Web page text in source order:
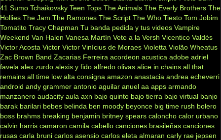
41 Sumo Tchaikovsky Teen Tops The Animals The Everly Brothers The
Hollies The Jam The Ramones The Script The Who Tiesto Tom Jobim
Tomatito Tracy Chapman Tu banda pedida y tus videos Vampire
Weekend Van Halen Vanesa Martín Vete a la Versh Vicentico Valdés
Victor Acosta Victor Victor Vinícius de Moraes Violetta Violão Wheatus
Zac Brown Band Zacarias Ferreira acordeon acustica adobe adriel
favela alex zurdo alexis y fido alfredo olivas alice in chains all that
remains all time low alta consigna amazon anastacia andrea echeverri
android andy grammer antonio aguilar anuel aa apps armando
manzanero audacity aula axn bajo quinto bajo tierra bajo virtual banjo
barak barilari bebes belinda ben moody beyonce big time rush bolero
boss brahms breaking benjamin britney spears caloncho calor urbano
calvin harris camaron camila cabello canciones brasileñas canciones
rusas carla bruni carlos asensio carlos eleta almaran carly rae jepsen